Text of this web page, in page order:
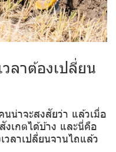
ลาต้องเปลี่ยน
น่าจะสงสัยว่า แล้วเมื่อ
งเกตได้บ้าง และนี่คือ
ลาเปลี่ยนจานไถแล้ว